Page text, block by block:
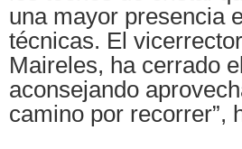
una mayor presencia
técnicas. El
Maireles, ha cerrado
aconsejando
camino por recorrer”,